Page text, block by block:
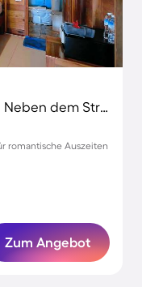
Tolle Unterkunft | Strandblick | Neben dem Strand
romantische Auszeiten
Zum Angebot